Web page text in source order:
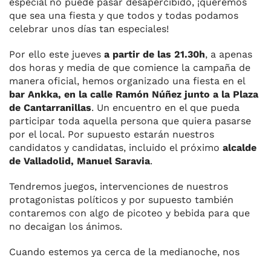
que sea una fiesta y que todos y todas podamos
celebrar unos días tan especiales!
Por ello este jueves a partir de las 21.30h, a apenas
dos horas y media de que comience la campaña de
manera oficial, hemos organizado una fiesta en el
bar Ankka, en la calle Ramón Núñez junto a la Plaza
de Cantarranillas. Un encuentro en el que pueda
participar toda aquella persona que quiera pasarse
por el local. Por supuesto estarán nuestros
candidatos y candidatas, incluido el próximo alcalde
de Valladolid, Manuel Saravia.
Tendremos juegos, intervenciones de nuestros
protagonistas políticos y por supuesto también
contaremos con algo de picoteo y bebida para que
no decaigan los ánimos.
Cuando estemos ya cerca de la medianoche, nos